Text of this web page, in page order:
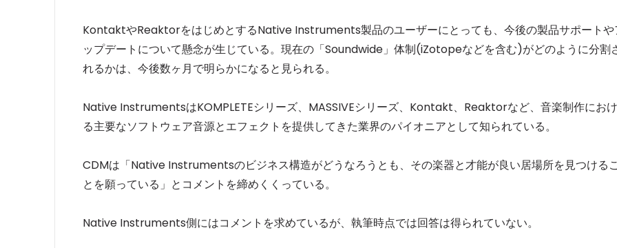
KontaktやReaktorをはじめとするNative Instruments製品のユーザーにとっても、今後の製品サポートや
ップデートについて懸念が生じている。現在の「Soundwide」体制(iZotopeなどを含む)がどのように分割
れるかは、今後数ヶ月で明らかになると見られる。
Native InstrumentsはKOMPLETEシリーズ、MASSIVEシリーズ、Kontakt、Reaktorなど、音楽制作におけ
る主要なソフトウェア音源とエフェクトを提供してきた業界のパイオニアとして知られている。
CDMは「Native Instrumentsのビジネス構造がどうなろうとも、その楽器と才能が良い居場所を見つけるこ
とを願っている」とコメントを締めくくっている。
Native Instruments側にはコメントを求めているが、執筆時点では回答は得られていない。